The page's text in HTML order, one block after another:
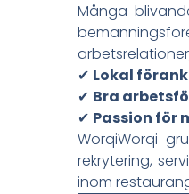
Många
✔ Lokal
✔ Bra
✔ Passion för
WorqiWorqi
rekrytering,
inom